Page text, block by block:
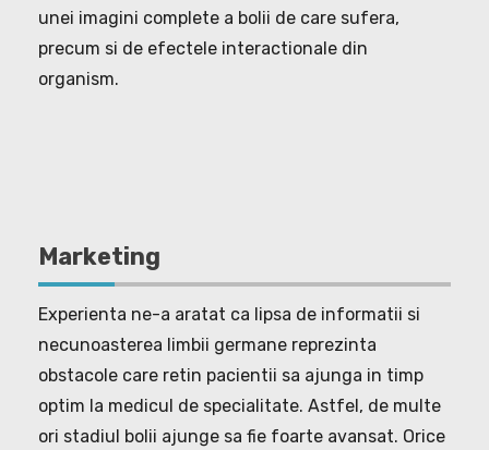
unei imagini complete a bolii de care sufera,
precum si de efectele interactionale din
organism.
Marketing
Experienta ne-a aratat ca lipsa de informatii si
necunoasterea limbii germane reprezinta
obstacole care retin pacientii sa ajunga in timp
optim la medicul de specialitate. Astfel, de multe
ori stadiul bolii ajunge sa fie foarte avansat. Orice